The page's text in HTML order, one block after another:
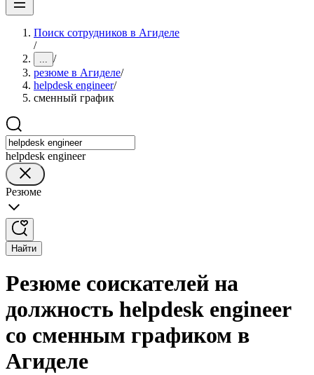
Поиск сотрудников в Агиделе
/
... /
резюме в Агиделе/
helpdesk engineer/
сменный график
helpdesk engineer
Резюме
Найти
Резюме соискателей на
должность helpdesk engineer
со сменным графиком в
Агиделе